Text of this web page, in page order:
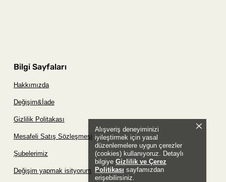
Alışveriş deneyiminizi
iyileştirmek için yasal
düzenlemelere uygun çerezler
(cookies) kullanıyoruz. Detaylı
bilgiye Gizlilik ve Çerez
Politikası sayfamızdan
erişebilirsiniz.
Bilgi Sayfaları
Hakkımızda
Değişim&İade
Gizlilik Politakası
Mesafeli Satış Sözleşmesi
Şubelerimiz
Değişim yapmak isityorum